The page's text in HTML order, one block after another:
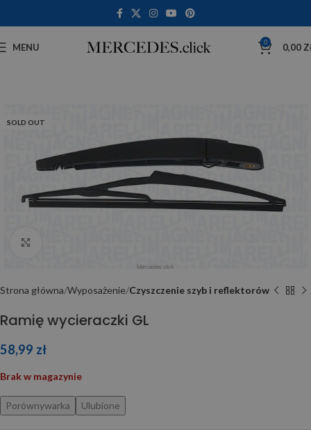
MENU 0 0,00
SOLD OUT
Strona główna Wyposażenie Czyszczenie szyb i reflektorów
Ramię wycieraczki GL
58,99 zł
Brak w magazynie
Porównywarka Ulubione